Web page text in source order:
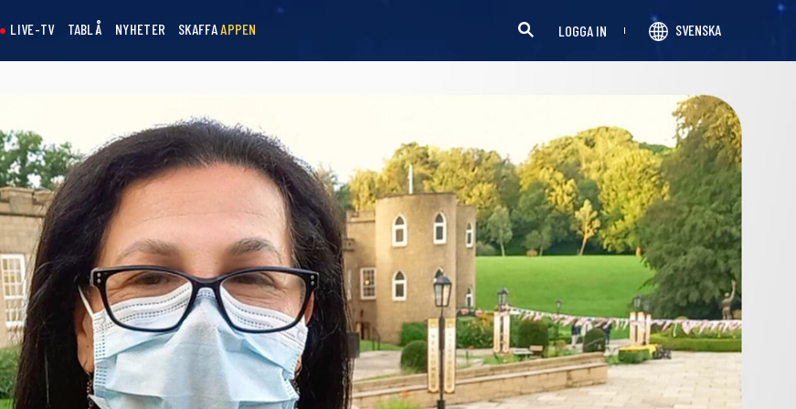
LIVE-TV TABLÅ NYHETER SKAFFAAPPEN LOGGA IN SVENSKA